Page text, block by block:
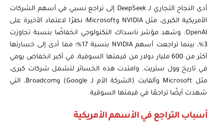
أدى النجاح التجاري لـ DeepSeek إلى تراجع نسبي في أسهم الشركات
الأمريكية الكبرى، مثل NVIDIA وMicrosoft؛ نظرًا لاعتماد الأخيرة على
OpenAI. وشهد مؤشر ناسداك التكنولوجي انخفاضًا بنسبة تجاوزت
3%، بينما تراجعت أسهم NVIDIA بنسبة 17%؛ مما أدى إلى خسارتها
أكثر من 600 مليار دولار من قيمتها السوقية، في أكبر انخفاض يومي
في تاريخ وول ستريت. وامتدت هذه الخسائر لتشمل شركات كبرى،
مثل Microsoft وألفابت (الشركة الأم لـ Google) وBroadcom، التي
شهدت أيضًا تراجعًا في قيمتها السوقية.
أسباب التراجع في الأسهم الأمريكية